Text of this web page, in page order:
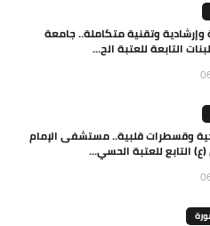
وتقنية متكاملة.. جامعة
التابعة للعتبة الح...
وقسطرات قلبية.. مستشفى الإمام
(ع) التابع للعتبة الحسي...